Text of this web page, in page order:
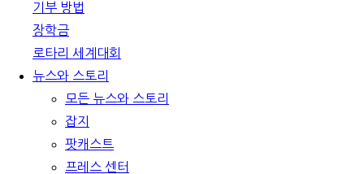
기부 방법
장학금
로타리 세계대회
뉴스와 스토리
모든 뉴스와 스토리
잡지
팟캐스트
프레스 센터